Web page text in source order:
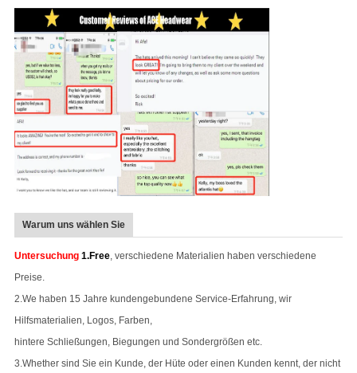
Warum uns wählen Sie
Untersuchung 1.Free, verschiedene Materialien haben verschiedene
Preise.
2.We haben 15 Jahre kundengebundene Service-Erfahrung, wir
Hilfsmaterialien, Logos, Farben,
hintere Schließungen, Biegungen und Sondergrößen etc.
3.Whether sind Sie ein Kunde, der Hüte oder einen Kunden kennt, der nicht